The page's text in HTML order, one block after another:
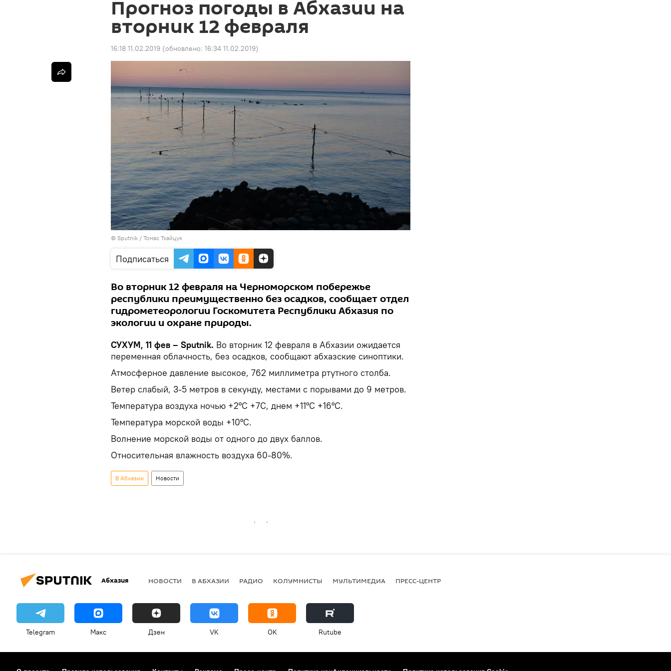
Прогноз погоды в Абхазии на
вторник 12 февраля
16:18 11.02.2019 (обновлено: 16:34 11.02.2019)
© Sputnik / Томас Тхайцук
Подписаться
Во вторник 12 февраля на Черноморском побережье
республики преимущественно без осадков, сообщает отдел
гидрометеорологии Госкомитета Республики Абхазия по
экологии и охране природы.
СУХУМ, 11 фев – Sputnik. Во вторник 12 февраля в Абхазии ожидается
переменная облачность, без осадков, сообщают абхазские синоптики.
Атмосферное давление высокое, 762 миллиметра ртутного столба.
Ветер слабый, 3-5 метров в секунду, местами с порывами до 9 метров.
Температура воздуха ночью +2°С +7С, днем +11°С +16°С.
Температура морской воды +10°С.
Волнение морской воды от одного до двух баллов.
Относительная влажность воздуха 60-80%.
В Абхазии Новости
Абхазия НОВОСТИ В АБХАЗИИ РАДИО КОЛУМНИСТЫ МУЛЬТИМЕДИА ПРЕСС-ЦЕНТР
Telegram Макс Дзен VK OK Rutube